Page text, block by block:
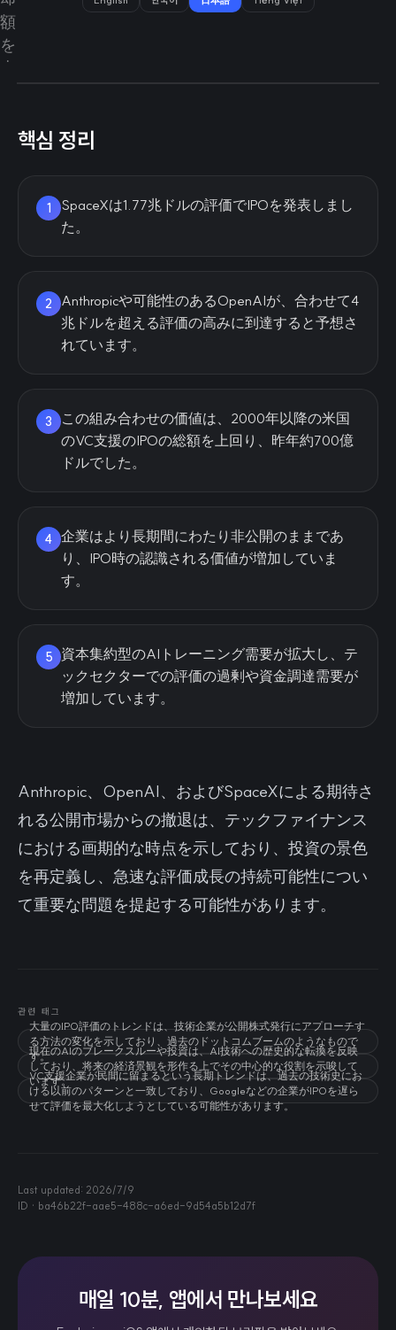
핵심 정리
1
SpaceXは1.77兆ドルの評価でIPOを発表しまし
た。
2
Anthropicや可能性のあるOpenAIが、合わせて4
兆ドルを超える評価の高みに到達すると予想さ
れています。
3
この組み合わせの価値は、2000年以降の米国
のVC支援のIPOの総額を上回り、昨年約700億
ドルでした。
4 企業はより長期間にわたり非公開のままであ
り、IPO時の認識される価値が増加していま
す。
5
資本集約型のAIトレーニング需要が拡大し、テ
ックセクターでの評価の過剰や資金調達需要が
増加しています。
Anthropic、OpenAI、およびSpaceXによる期待さ
れる公開市場からの撤退は、テックファイナンス
における画期的な時点を示しており、投資の景色
を再定義し、急速な評価成長の持続可能性につい
て重要な問題を提起する可能性があります。
관련 태그
大量のIPO評価のトレンドは、技術企業が公開株式発行にアプローチす
る方法の変化を示しており、過去のドットコムブームのようなもので
す。
現在のAIのブレークスルーや投資は、AI技術への歴史的な転換を反映
しており、将来の経済景観を形作る上でその中心的な役割を示唆して
います。
VC支援企業が民間に留まるという長期トレンドは、過去の技術史にお
ける以前のパターンと一致しており、Googleなどの企業がIPOを遅ら
せて評価を最大化しようとしている可能性があります。
Last updated: 2026/7/9
ID · ba46b22f-aae5-488c-a6ed-9d54a5b12d7f
매일 10분, 앱에서 만나보세요